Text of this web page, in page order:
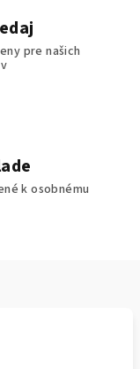
pre našich
k osobnému